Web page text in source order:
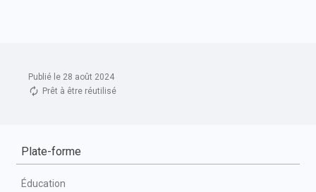
Publié le 28 août 2024
Prêt à être réutilisé
Plate-forme
Éducation